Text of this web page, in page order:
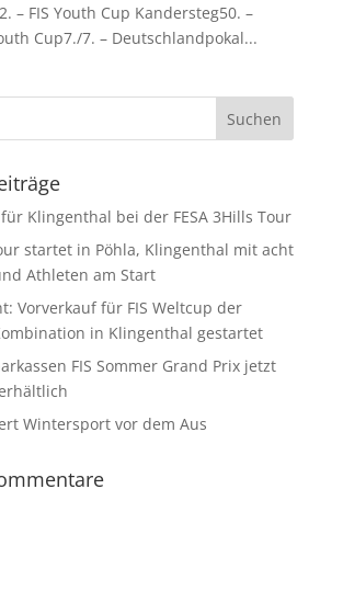
– FIS Youth Cup Kandersteg50. –
Cup7./7. – Deutschlandpokal...
Klingenthal bei der FESA 3Hills Tour
startet in Pöhla, Klingenthal mit acht
Athleten am Start
Vorverkauf für FIS Weltcup der
in Klingenthal gestartet
FIS Sommer Grand Prix jetzt
Wintersport vor dem Aus